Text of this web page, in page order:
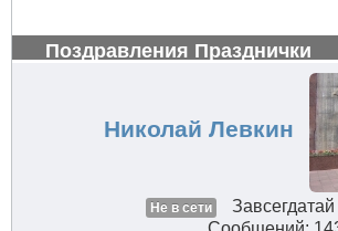
Поздравления Празднички
Николай Левкин
Не в сети
Завсегдатай